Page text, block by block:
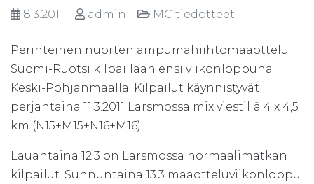
8.3.2011 admin MC tiedotteet
Perinteinen nuorten ampumahiihtomaaottelu
Suomi-Ruotsi kilpaillaan ensi viikonloppuna
Keski-Pohjanmaalla. Kilpailut käynnistyvät
perjantaina 11.3.2011 Larsmossa mix viestillä 4 x 4,5
km (N15+M15+N16+M16).
Lauantaina 12.3 on Larsmossa normaalimatkan
kilpailut. Sunnuntaina 13.3 maaotteluviikonloppu